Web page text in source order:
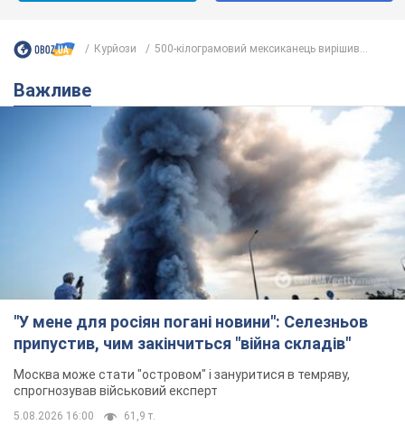
Курйози 500-кілограмовий мексиканець вирішив...
Важливе
"У мене для росіян погані новини": Селезньов
припустив, чим закінчиться "війна складів"
Москва може стати "островом" і зануритися в темряву,
спрогнозував військовий експерт
5.08.2026 16:00 61,9 т.